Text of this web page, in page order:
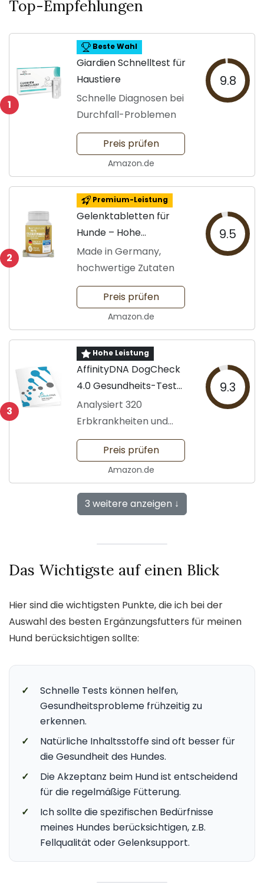
Top-Empfehlungen
1
Beste Wahl
Giardien Schnelltest für
Haustiere
Schnelle Diagnosen bei
Durchfall-Problemen
9.8
Preis prüfen
Amazon.de
2
Premium-Leistung
Gelenktabletten für
Hunde – Hohe
Akzeptanz
Made in Germany,
hochwertige Zutaten
9.5
Preis prüfen
Amazon.de
3
Hohe Leistung
AffinityDNA DogCheck
4.0 Gesundheits-Test
für Hunde
Analysiert 320
Erbkrankheiten und
Merkmale
9.3
Preis prüfen
Amazon.de
3 weitere anzeigen ↓
Das Wichtigste auf einen Blick
Hier sind die wichtigsten Punkte, die ich bei der
Auswahl des besten Ergänzungsfutters für meinen
Hund berücksichtigen sollte:
✓
Schnelle Tests können helfen,
Gesundheitsprobleme frühzeitig zu
erkennen.
✓
Natürliche Inhaltsstoffe sind oft besser für
die Gesundheit des Hundes.
✓
Die Akzeptanz beim Hund ist entscheidend
für die regelmäßige Fütterung.
✓
Ich sollte die spezifischen Bedürfnisse
meines Hundes berücksichtigen, z.B.
Fellqualität oder Gelenksupport.